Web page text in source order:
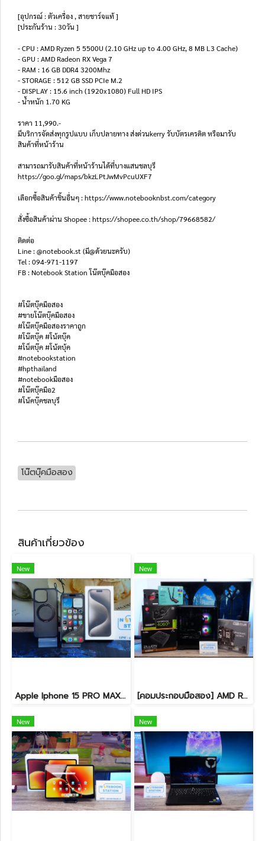
[อุปกรณ์ : ตัวเครื่อง , สายชาร์จแท้ ]
[ประกันร้าน : 30วัน ]
- CPU : AMD Ryzen 5 5500U (2.10 GHz up to 4.00 GHz, 8 MB L3 Cache)
- GPU : AMD Radeon RX Vega 7
- RAM : 16 GB DDR4 3200Mhz
- STORAGE : 512 GB SSD PCIe M.2
- DISPLAY : 15.6 inch (1920x1080) Full HD IPS
- น้ำหนัก 1.70 KG
ราคา 11,990.-
มีบริการจัดส่งทุกรูปแบบ เก็บปลายทาง ส่งด่วนkerry รับบัตรเครดิต หรือมารับ
สินค้าที่หน้าร้าน
สามารถมารับสินค้าที่หน้าร้านได้ที่บางแสนชลบุรี
https://goo.gl/maps/bkzLPtJwMvPcuUXF7
เลือกซื้อสินค้าชิ้นอื่นๆ : https://www.notebooknbst.com/category
สั่งซื้อสินค้าผ่าน Shopee : https://shopee.co.th/shop/79668582/
ติดต่อ
Line : @notebook.st (มี@ด้วยนะครับ)
Tel : 094-971-1197
FB : Notebook Station โน๊ตบุ๊คมือสอง
#โน๊ตบุ๊คมือสอง
#ขายโน๊ตบุ๊คมือสอง
#โน๊ตบุ๊คมือสองราคาถูก
#โน๊ตบุ๊ค #โน้ตบุ๊ค
#โน็ตบุ๊ค #โน้ตบุ้ค
#notebookstation
#hpthailand
#notebookมือสอง
#โน๊ตบุ๊คมือ2
#โน้คบุ๊คชลบุรี
โน๊ตบุ๊คมือสอง
สินค้าเกี่ยวข้อง
New
Apple Iphone 15 PRO MAX NATURAL TITANIUM 256GB สุขภาพแบต 87% อุปกรณ์ครบกล่อง ขายเพียง 11,990.-
New
[คอมประกอบมือสอง] AMD Ryzen5-7500F / RTX-4060Ti(8GB) / 16B(8GBx2) DDR5 5600MHz / 1TB SSD M.2 / ASUS PRIME A620M-K / SUPER FLOWER ZILLION 650W 80 PLUS BRONZE สเปคสูง พร้อมใช้งานในราาสุดคุ้มเพียง 24,990.-
New New